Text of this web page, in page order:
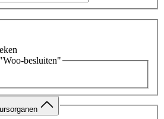
besluiten"